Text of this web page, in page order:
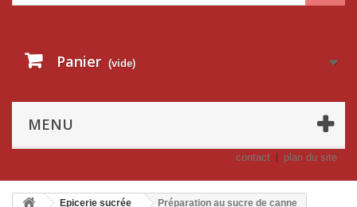
Panier (vide)
MENU
contact plan du site
Epicerie sucrée Préparation au sucre de canne